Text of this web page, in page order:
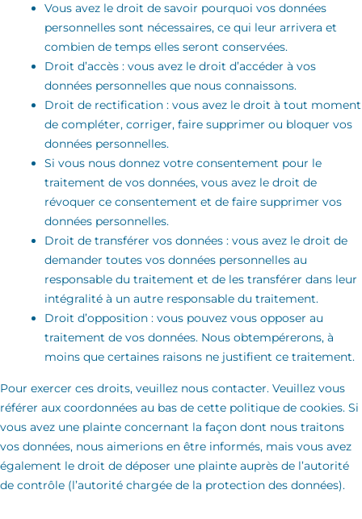
Vous avez le droit de savoir pourquoi vos données
personnelles sont nécessaires, ce qui leur arrivera et
combien de temps elles seront conservées.
Droit d’accès : vous avez le droit d’accéder à vos
données personnelles que nous connaissons.
Droit de rectification : vous avez le droit à tout moment
de compléter, corriger, faire supprimer ou bloquer vos
données personnelles.
Si vous nous donnez votre consentement pour le
traitement de vos données, vous avez le droit de
révoquer ce consentement et de faire supprimer vos
données personnelles.
Droit de transférer vos données : vous avez le droit de
demander toutes vos données personnelles au
responsable du traitement et de les transférer dans leur
intégralité à un autre responsable du traitement.
Droit d’opposition : vous pouvez vous opposer au
traitement de vos données. Nous obtempérerons, à
moins que certaines raisons ne justifient ce traitement.
Pour exercer ces droits, veuillez nous contacter. Veuillez vous
référer aux coordonnées au bas de cette politique de cookies. Si
vous avez une plainte concernant la façon dont nous traitons
vos données, nous aimerions en être informés, mais vous avez
également le droit de déposer une plainte auprès de l’autorité
de contrôle (l’autorité chargée de la protection des données).